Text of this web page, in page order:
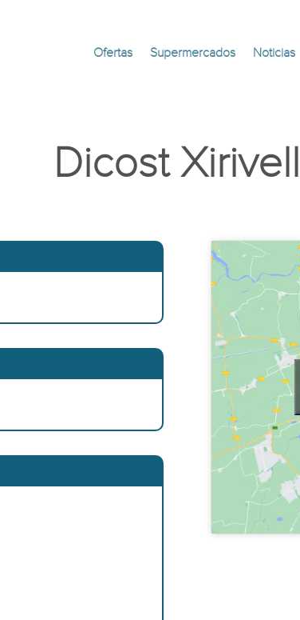
Ofertas Supermercados Noticias
Dicost